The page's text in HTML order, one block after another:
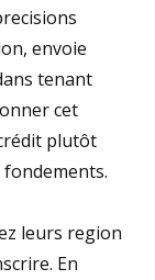
envoie
tenant
cet
plutôt
leurs region
En